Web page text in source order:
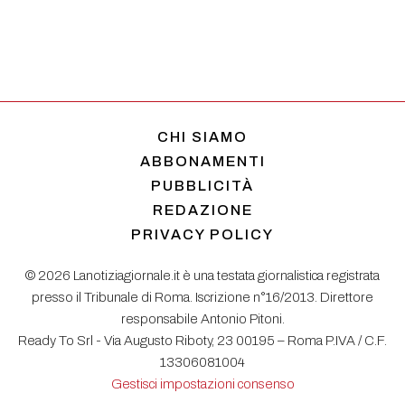
CHI SIAMO
ABBONAMENTI
PUBBLICITÀ
REDAZIONE
PRIVACY POLICY
© 2026 Lanotiziagiornale.it è una testata giornalistica registrata
presso il Tribunale di Roma. Iscrizione n°16/2013. Direttore
responsabile Antonio Pitoni.
Ready To Srl - Via Augusto Riboty, 23 00195 – Roma P.IVA / C.F.
13306081004
Gestisci impostazioni consenso